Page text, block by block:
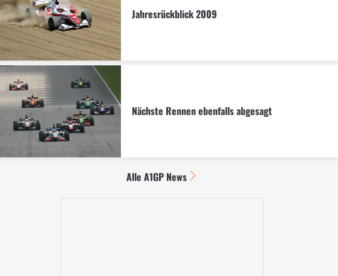
Jahresrückblick 2009
Nächste Rennen ebenfalls abgesagt
Alle A1GP News